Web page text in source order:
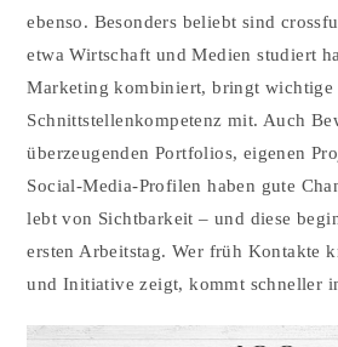
ebenso. Besonders beliebt sind
etwa Wirtschaft und Medien studiert
Marketing kombiniert, bringt wichtige
Schnittstellenkompetenz mit. Auch
überzeugenden Portfolios, eigenen
Social-Media-Profilen haben gute
lebt von Sichtbarkeit – und diese
ersten Arbeitstag. Wer früh Kontakte
und Initiative zeigt, kommt schneller